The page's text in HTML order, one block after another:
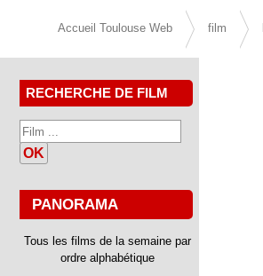
Accueil Toulouse Web film
RECHERCHE DE FILM
OK
PANORAMA
Tous les films de la semaine par
ordre alphabétique